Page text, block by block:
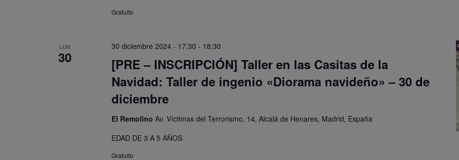
Gratuito
LUN
30
[PRE – INSCRIPCIÓN] Taller en las Casitas de la
Navidad: Taller de ingenio «Diorama navideño» – 30 de
diciembre
30 diciembre 2024 - 17:30 - 18:30
El Remolino Av. Víctimas del Terrorismo, 14, Alcalá de Henares, Madrid, España
EDAD DE 3 A 5 AÑOS
Gratuito